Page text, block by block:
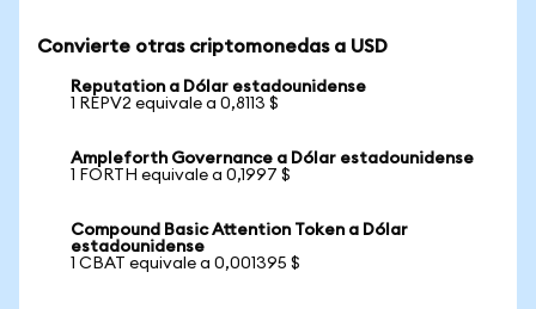
Convierte otras criptomonedas a USD
Reputation a Dólar estadounidense
1 REPV2 equivale a 0,8113 $
Ampleforth Governance a Dólar estadounidense
1 FORTH equivale a 0,1997 $
Compound Basic Attention Token a Dólar
estadounidense
1 CBAT equivale a 0,001395 $